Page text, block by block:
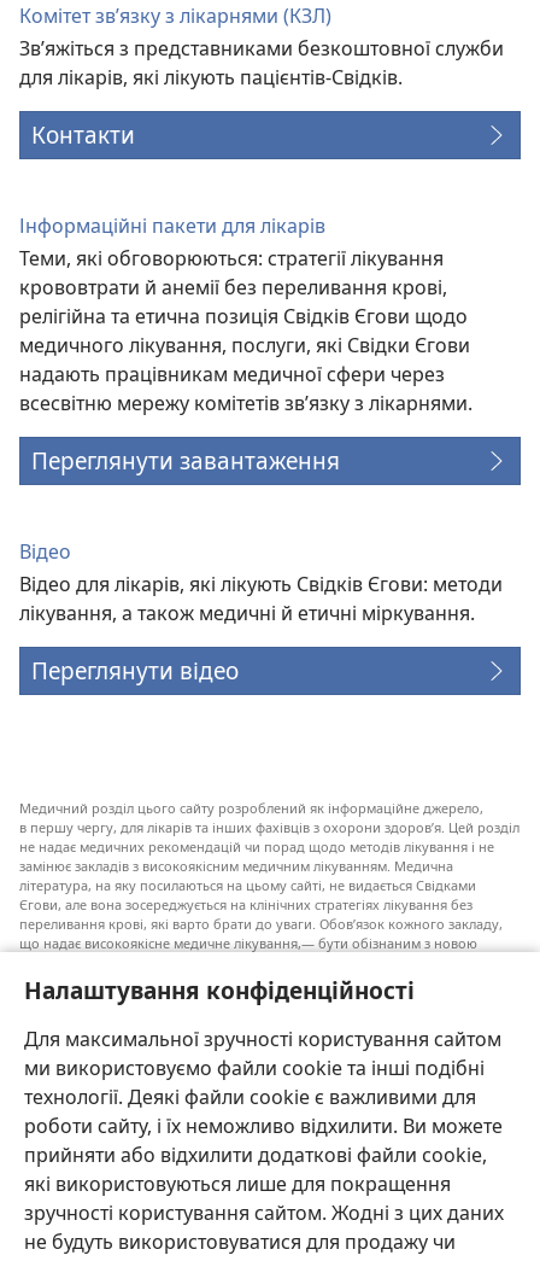
Налаштування конфіденційності
Для максимальної зручності користування сайтом
ми використовуємо файли cookie та інші подібні
технології. Деякі файли cookie є важливими для
роботи сайту, і їх неможливо відхилити. Ви можете
прийняти або відхилити додаткові файли cookie,
які використовуються лише для покращення
зручності користування сайтом. Жодні з цих даних
не будуть використовуватися для продажу чи
Комітет зв’язку з лікарнями (КЗЛ)
Зв’яжіться з представниками безкоштовної служби
для лікарів, які лікують пацієнтів-Свідків.
Контакти
Інформаційні пакети для лікарів
Теми, які обговорюються: стратегії лікування
крововтрати й анемії без переливання крові,
релігійна та етична позиція Свідків Єгови щодо
медичного лікування, послуги, які Свідки Єгови
надають працівникам медичної сфери через
всесвітню мережу комітетів зв’язку з лікарнями.
Переглянути завантаження
Відео
Відео для лікарів, які лікують Свідків Єгови: методи
лікування, а також медичні й етичні міркування.
Переглянути відео
Медичний розділ цього сайту розроблений як інформаційне джерело,
в першу чергу, для лікарів та інших фахівців з охорони здоров’я. Цей розділ
не надає медичних рекомендацій чи порад щодо методів лікування і не
замінює закладів з високоякісним медичним лікуванням. Медична
література, на яку посилаються на цьому сайті, не видається Свідками
Єгови, але вона зосереджується на клінічних стратегіях лікування без
переливання крові, які варто брати до уваги. Обов’язок кожного закладу,
що надає високоякісне медичне лікування,— бути обізнаним з новою
пацієнту приймати власні рішення згідно з його медичним станом,
побажаннями, цінностями та віруваннями. Не всі медичні стратегії, згадані
До пацієнтів: завжди шукайте порад вашого лікаря або іншого фахівця
з охорони здоров’я щодо медичних станів та лікування. Проконсультуйтеся
з лікарем, якщо відчуваєте, що ви хворі.
Послуговуватися цим сайтом можна згідно з умовами його використання.
Налаштування зовнішнього вигляду